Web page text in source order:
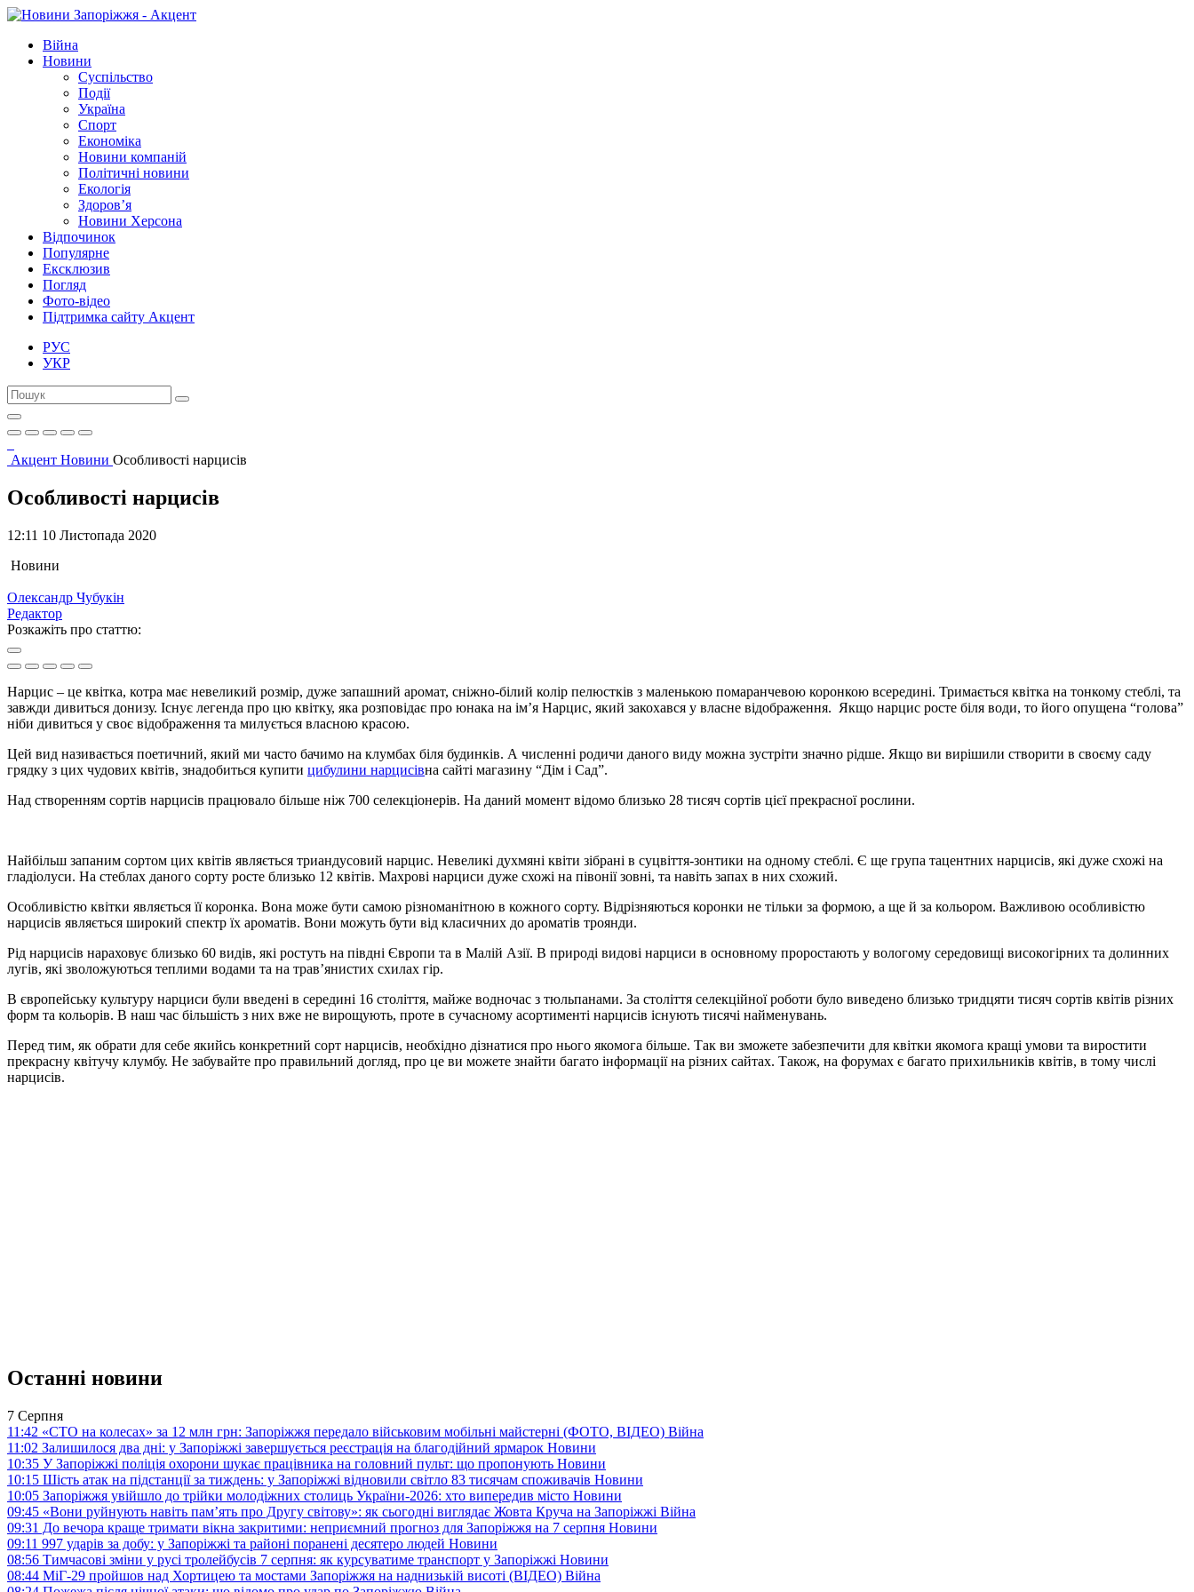
Війна
Новини
Суспільство
Події
Україна
Спорт
Економіка
Новини компаній
Політичні новини
Екологія
Здоров’я
Новини Херсона
Відпочинок
Популярне
Ексклюзив
Погляд
Фото-відео
Підтримка сайту Акцент
РУС
УКР
Акцент Новини Особливості нарцисів
Особливості нарцисів
12:11 10 Листопада 2020
Новини
Олександр Чубукін
Редактор
Розкажіть про статтю:
Нарцис – це квітка, котра має невеликий розмір, дуже запашний аромат, сніжно-білий колір пелюстків з маленькою помаранчевою коронкою всередині. Тримається квітка на тонкому стеблі, та
завжди дивиться донизу. Існує легенда про цю квітку, яка розповідає про юнака на ім’я Нарцис, який закохався у власне відображення. Якщо нарцис росте біля води, то його опущена “голова”
ніби дивиться у своє відображення та милується власною красою.
Цей вид називається поетичний, який ми часто бачимо на клумбах біля будинків. А численні родичи даного виду можна зустріти значно рідше. Якщо ви вирішили створити в своєму саду
грядку з цих чудових квітів, знадобиться купити цибулини нарцисівна сайті магазину “Дім і Сад”.
Над створенням сортів нарцисів працювало більше ніж 700 селекціонерів. На даний момент відомо близько 28 тисяч сортів цієї прекрасної рослини.
Найбільш запаним сортом цих квітів являється триандусовий нарцис. Невеликі духмяні квіти зібрані в суцвіття-зонтики на одному стеблі. Є ще група тацентних нарцисів, які дуже схожі на
гладіолуси. На стеблах даного сорту росте близько 12 квітів. Махрові нарциси дуже схожі на півонії зовні, та навіть запах в них схожий.
Особливістю квітки являється її коронка. Вона може бути самою різноманітною в кожного сорту. Відрізняються коронки не тільки за формою, а ще й за кольором. Важливою особливістю
нарцисів являється широкий спектр їх ароматів. Вони можуть бути від класичних до ароматів троянди.
Рід нарцисів нараховує близько 60 видів, які ростуть на півдні Європи та в Малій Азії. В природі видові нарциси в основному проростають у вологому середовищі високогірних та долинних
лугів, які зволожуються теплими водами та на трав’янистих схилах гір.
В європейську культуру нарциси були введені в середині 16 століття, майже водночас з тюльпанами. За століття селекційної роботи було виведено близько тридцяти тисяч сортів квітів різних
форм та кольорів. В наш час більшість з них вже не вирощують, проте в сучасному асортименті нарцисів існують тисячі найменувань.
Перед тим, як обрати для себе якийсь конкретний сорт нарцисів, необхідно дізнатися про нього якомога більше. Так ви зможете забезпечити для квітки якомога кращі умови та виростити
прекрасну квітучу клумбу. Не забувайте про правильний догляд, про це ви можете знайти багато інформації на різних сайтах. Також, на форумах є багато прихильників квітів, в тому числі
нарцисів.
Останні новини
7 Серпня
11:42 «СТО на колесах» за 12 млн грн: Запоріжжя передало військовим мобільні майстерні (ФОТО, ВІДЕО) Війна
11:02 Залишилося два дні: у Запоріжжі завершується реєстрація на благодійний ярмарок Новини
10:35 У Запоріжжі поліція охорони шукає працівника на головний пульт: що пропонують Новини
10:15 Шість атак на підстанції за тиждень: у Запоріжжі відновили світло 83 тисячам споживачів Новини
10:05 Запоріжжя увійшло до трійки молодіжних столиць України-2026: хто випередив місто Новини
09:45 «Вони руйнують навіть пам’ять про Другу світову»: як сьогодні виглядає Жовта Круча на Запоріжжі Війна
09:31 До вечора краще тримати вікна закритими: неприємний прогноз для Запоріжжя на 7 серпня Новини
09:11 997 ударів за добу: у Запоріжжі та районі поранені десятеро людей Новини
08:56 Тимчасові зміни у русі тролейбусів 7 серпня: як курсуватиме транспорт у Запоріжжі Новини
08:44 МіГ-29 пройшов над Хортицею та мостами Запоріжжя на наднизькій висоті (ВІДЕО) Війна